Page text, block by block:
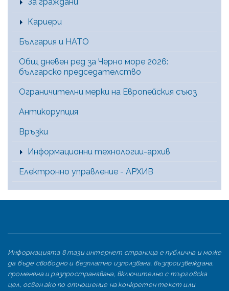
Кариери
България и НАТО
Общ дневен ред за Черно море 2026:
българско председателство
Ограничителни мерки на Европейския съюз
Антикорупция
Връзки
Информационни технологии-архив
Електронно управление - АРХИВ
Информацията в тази интернет страница е публична и може
да бъде свободно и безплатно използвана, възпроизвеждана,
променяна и разпространявана, включително с търговска
цел, освен ако по отношение на конкретен текст или